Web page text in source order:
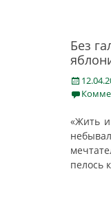
Без
Posted
on
«Жить
пелось